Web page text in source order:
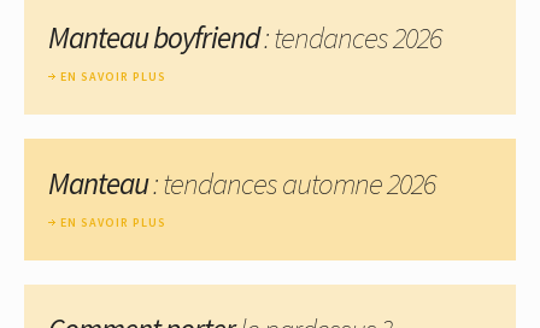
Manteau boyfriend: tendances 2026
EN SAVOIR PLUS
Manteau: tendances automne 2026
EN SAVOIR PLUS